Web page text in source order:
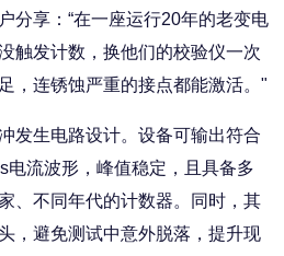
分享：“在一座运行20年的老变电
触发计数，换他们的校验仪一次
，连锈蚀严重的接点都能激活。"
发生电路设计。设备可输出符合
电流波形，峰值稳定，且具备多
、不同年代的计数器。同时，其
，避免测试中意外脱落，提升现